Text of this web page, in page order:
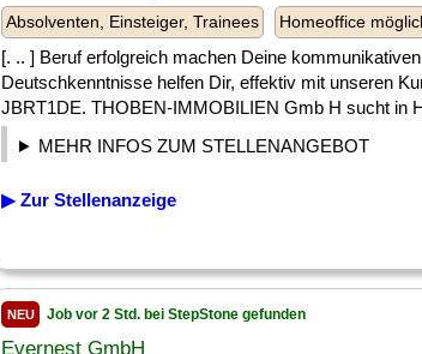
Absolventen, Einsteiger, Trainees
Homeoffice
[. .. ] Beruf erfolgreich machen Deine
Deutschkenntnisse helfen Dir, effektiv mit unseren
JBRT1DE. THOBEN-IMMOBILIEN Gmb H sucht in
MEHR INFOS ZUM STELLENANGEBOT
▶ Zur Stellenanzeige
NEU Job vor 2 Std. bei StepStone gefunden
Evernest GmbH